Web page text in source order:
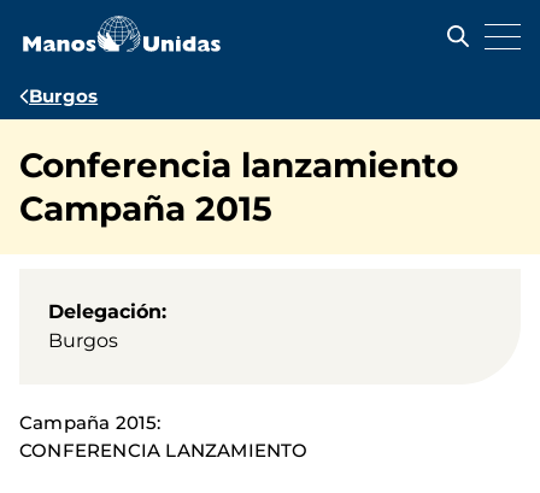
contenido
Ruta
navegación
Burgos
Conferencia lanzamiento
Campaña 2015
Delegación
Burgos
Campaña 2015:
CONFERENCIA LANZAMIENTO